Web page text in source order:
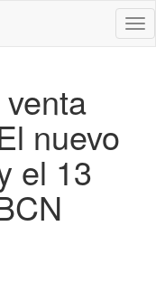
nuevo
el 13